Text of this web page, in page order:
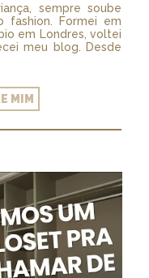
sempre soube
fashion. Formei em
em Londres, voltei
meu blog. Desde
MIM